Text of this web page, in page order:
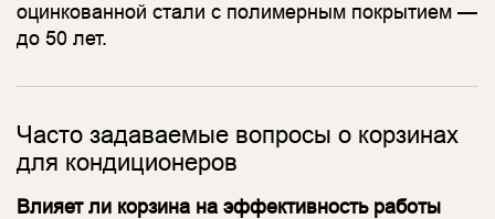
оцинкованной стали с полимерным покрытием —
до 50 лет.
Часто задаваемые вопросы о корзинах
для кондиционеров
Влияет ли корзина на эффективность работы